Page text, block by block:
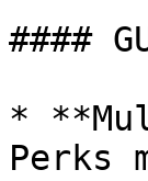
####
*
Perks